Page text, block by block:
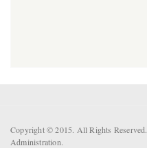
Copyright © 2015. All Rights
Administration.